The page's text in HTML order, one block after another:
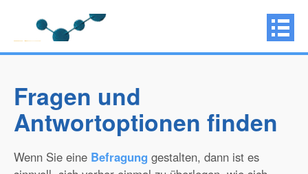
Fragen und
Antwortoptionen finden
Wenn Sie eine Befragung gestalten, dann ist es